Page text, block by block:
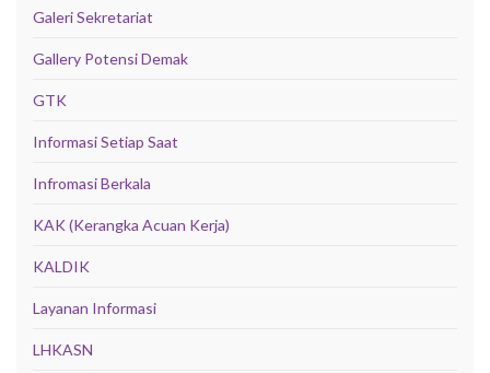
Galeri Sekretariat
Gallery Potensi Demak
GTK
Informasi Setiap Saat
Infromasi Berkala
KAK (Kerangka Acuan Kerja)
KALDIK
Layanan Informasi
LHKASN